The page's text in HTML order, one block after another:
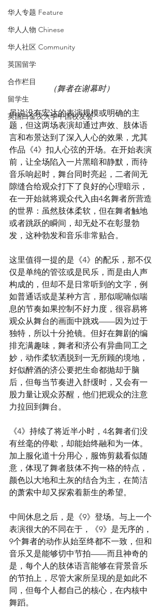
华人专题 Feature
华人人物 Chinese
华人社区 Community
英国留学
合作栏目
留学生
英国白金汉大学中国校友会
（舞者在谢幕时）
虽说没有宏达的表演规模或明确的主
题，但这两场表演却通过声效、肢体语
言和布景达到了深入人心的效果，尤其
作品《4》扣人心弦的开场。在开始表演
前，让全场陷入一片黑暗和静默，而待
音乐响起时，舞台同时亮起，二者间无
隙缝合给观众打下了良好的心理暗示，
在一开始就将观众代入由4名舞者所营造
的世界：虽然肢体柔软，但在舞者触地
或者跳跃的瞬间，却无处不在彰显勃
发，这种勃发和音乐非常贴合。
这里值得一提的是《4》的配乐，那不仅
仅是单纯的管弦或是民乐，而是由人声
构成的，但却不是日常听到的文字，例
如普通话或是某种方言，那似呢喃似喘
息的节奏如果控制不好力度，很容易将
观众从舞台的画面中跳戏——因为过于
独特，所以十分抢镜。但好在舞剧的编
排充满趣味，舞者和济公有异曲同工之
妙，动作柔软洒脱到一无所顾的境地，
好似醉酒的济公要把生命都抛却于脑
后，但每当节奏进入舒缓时，又会有一
股力量让观众苏醒，他们把观众的注意
力拉回到舞台。
《4》持续了将近半小时，4名舞者们没
有丝毫的停歇，却能始终融和为一体。
加上服化道十分用心，服饰剪裁看似随
意，体现了舞者肢体不拘一格的特点，
颜色以大地和土灰的结合为主，在简洁
的萧索中却又探索着新生的希望。
中间休息之后，是《9》登场。与上一个
表演很大的不同在于，《9》是无序的，
9个舞者的动作从始至终都不一致，但和
音乐又是能够切中节拍——而且神奇的
是，每个人的肢体语言能够在背景音乐
的节拍上，尽管大家所呈现的是如此不
同，但每个人都自己的核心，在内核中
舞蹈。